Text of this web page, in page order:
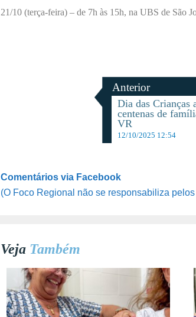
21/10 (terça-feira) – de 7h às 15h, na UBS de São
Anterior
Dia das Crianças
centenas de
VR
12/10/2025 12:54
Comentários via Facebook
(O Foco Regional não se responsabiliza
Veja Também